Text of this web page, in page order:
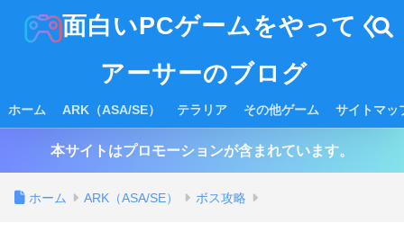
面白いPCゲームをやってく
アーサーのブログ
ホーム ARK（ASA/SE） テラリア その他ゲーム サイトマッ
本サイトはプロモーションが含まれています。
ホーム ARK（ASA/SE） ボス攻略